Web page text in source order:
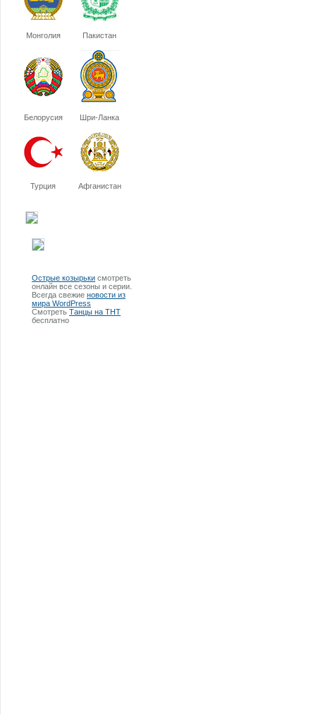
Монголия Пакистан
Белорусия Шри-Ланка
Турция Афганистан
Острые козырьки смотреть
онлайн все сезоны и серии.
Всегда свежие новости из
мира WordPress
Смотреть Танцы на ТНТ
бесплатно